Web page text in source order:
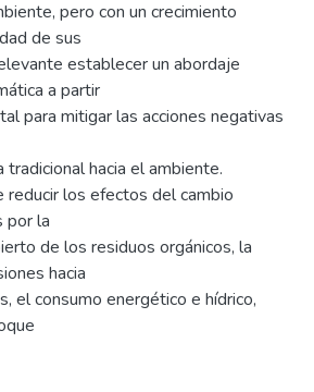
pero con un crecimiento
de sus
establecer un abordaje
a partir
para mitigar las acciones negativas
tradicional hacia el ambiente.
reducir los efectos del cambio
por la
de los residuos orgánicos, la
hacia
el consumo energético e hídrico,